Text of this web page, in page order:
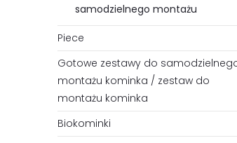
samodzielnego montażu
Piece
Gotowe zestawy do
montażu kominka / zestaw do
montażu kominka
Biokominki